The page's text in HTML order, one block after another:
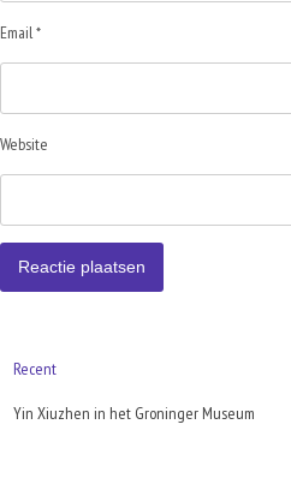
Email *
Website
Recent
Yin Xiuzhen in het Groninger Museum